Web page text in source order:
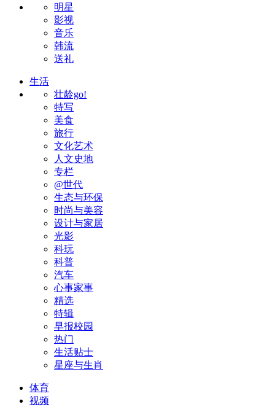
明星
影视
音乐
韩流
送礼
生活
壮龄go!
特写
美食
旅行
文化艺术
人文史地
专栏
@世代
生态与环保
时尚与美容
设计与家居
光影
科玩
科普
汽车
心事家事
精选
特辑
早报校园
热门
生活贴士
星座与生肖
体育
视频